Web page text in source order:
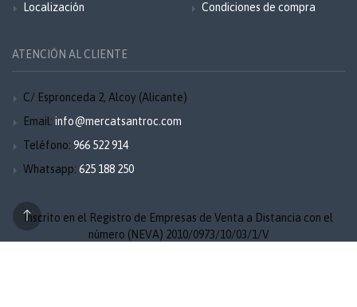
Localización
Condiciones de compra
ATENCIÓN AL CLIENTE
C/ Espronceda 2, Alcoy (Alicante)
Email: info@mercatsantroc.com
Teléfono: 966 522 914
Whatsapp: 625 188 250
Inscrito en el Registro de Empresas de Venta a Distancia con el
número (NEVA) 2010/0973/10/03/1/V